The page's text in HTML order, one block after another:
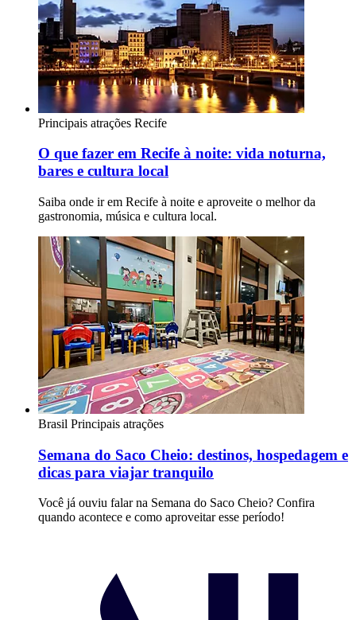
Principais atrações Recife
O que fazer em Recife à noite: vida noturna,
bares e cultura local
Saiba onde ir em Recife à noite e aproveite o melhor da
gastronomia, música e cultura local.
Brasil Principais atrações
Semana do Saco Cheio: destinos, hospedagem e
dicas para viajar tranquilo
Você já ouviu falar na Semana do Saco Cheio? Confira
quando acontece e como aproveitar esse período!